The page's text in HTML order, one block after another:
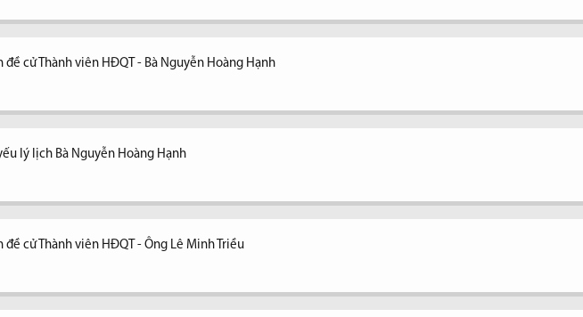
đề cử Thành viên HĐQT - Bà Nguyễn Hoàng Hạnh
lý lịch Bà Nguyễn Hoàng Hạnh
đề cử Thành viên HĐQT - Ông Lê Minh Triều